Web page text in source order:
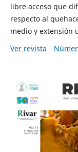
libre acceso que
respecto al
medio y extensión
Ver revista